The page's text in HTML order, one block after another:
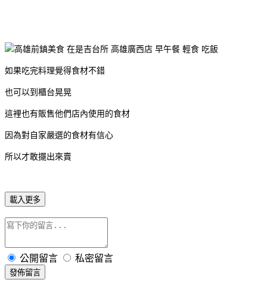
如果吃完料理覺得食材不錯
也可以到櫃台晃晃
這裡也有販售他們店內使用的食材
因為對自家嚴選的食材有信心
所以才敢擺出來賣
載入更多
公開留言 私密留言
發佈留言